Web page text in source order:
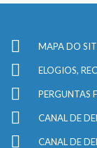
MAPA DO
ELOGIOS,
PERGUNTAS
CANAL DE
CANAL DE